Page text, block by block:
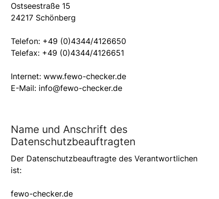
Ostseestraße 15
24217 Schönberg
Telefon: +49 (0)4344/4126650
Telefax: +49 (0)4344/4126651
Internet: www.fewo-checker.de
E-Mail: info@fewo-checker.de
Name und Anschrift des
Datenschutzbeauftragten
Der Datenschutzbeauftragte des Verantwortlichen
ist:
fewo-checker.de